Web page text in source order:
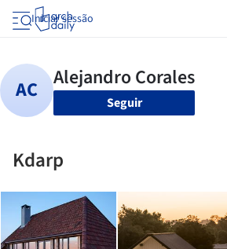
Iniciar sessão
Seguir
Kdarp